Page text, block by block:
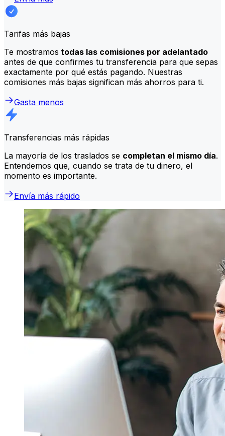
Tarifas más bajas
Te mostramos todas las comisiones por adelantado
antes de que confirmes tu transferencia para que sepas
exactamente por qué estás pagando. Nuestras
comisiones más bajas significan más ahorros para ti.
Gasta menos
Transferencias más rápidas
La mayoría de los traslados se completan el mismo día.
Entendemos que, cuando se trata de tu dinero, el
momento es importante.
Envía más rápido